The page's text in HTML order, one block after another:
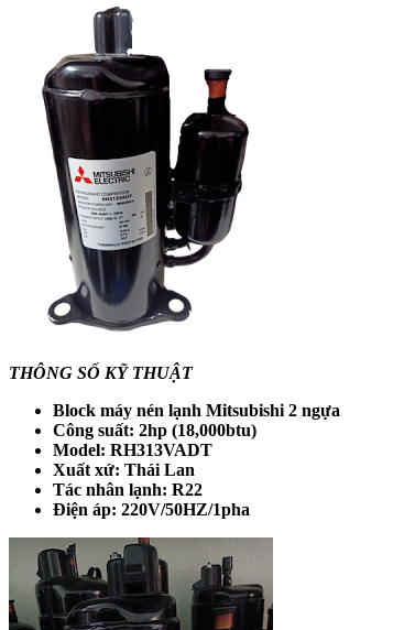
THÔNG SỐ KỸ THUẬT
Block máy nén lạnh Mitsubishi 2 ngựa
Công suất: 2hp (18,000btu)
Model: RH313VADT
Xuất xứ: Thái Lan
Tác nhân lạnh: R22
Điện áp: 220V/50HZ/1pha